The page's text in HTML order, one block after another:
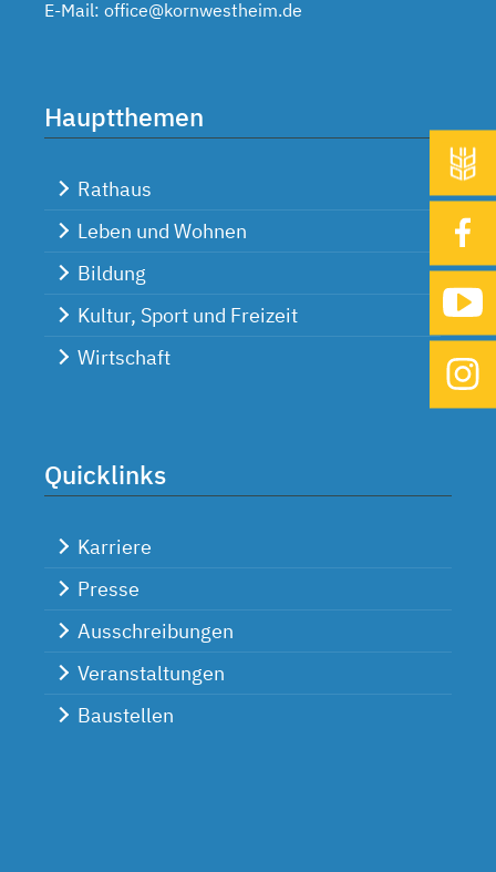
E-Mail: office@kornwestheim.de
Hauptthemen
Rathaus
Leben und Wohnen
Bildung
Kultur, Sport und Freizeit
Wirtschaft
Quicklinks
Karriere
Presse
Ausschreibungen
Veranstaltungen
Baustellen